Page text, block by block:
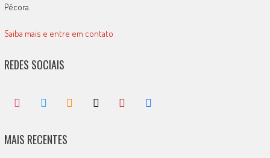
Pécora.
Saiba mais e entre em contato
REDES SOCIAIS
MAIS RECENTES